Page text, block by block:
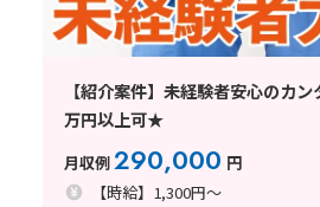
【紹介案件】未経験者安心のカ
万円以上可★
月収例290,000 円
【時給】1,300円～